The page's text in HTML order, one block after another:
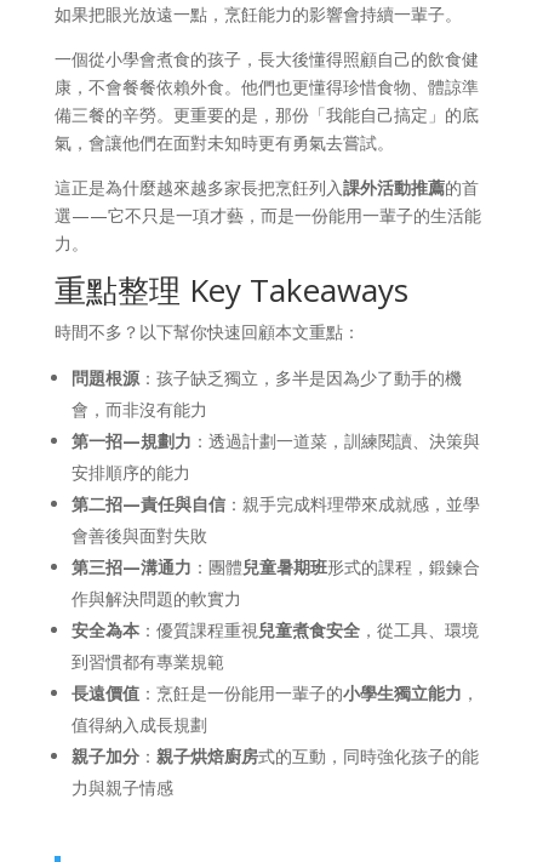
如果把眼光放遠一點，烹飪能力的影響會持續一輩子。
一個從小學會煮食的孩子，長大後懂得照顧自己的飲食健
康，不會餐餐依賴外食。他們也更懂得珍惜食物、體諒準
備三餐的辛勞。更重要的是，那份「我能自己搞定」的底
氣，會讓他們在面對未知時更有勇氣去嘗試。
這正是為什麼越來越多家長把烹飪列入課外活動推薦的首
選——它不只是一項才藝，而是一份能用一輩子的生活能
力。
重點整理 Key Takeaways
時間不多？以下幫你快速回顧本文重點：
問題根源：孩子缺乏獨立，多半是因為少了動手的機
會，而非沒有能力
第一招—規劃力 ：透過計劃一道菜，訓練閱讀、決策與
安排順序的能力
第二招—責任與自信：親手完成料理帶來成就感，並學
會善後與面對失敗
第三招—溝通力 ：團體兒童暑期班形式的課程，鍛鍊合
作與解決問題的軟實力
安全為本：優質課程重視 兒童煮食安全，從工具、環境
到習慣都有專業規範
長遠價值：烹飪是一份能用一輩子的小學生獨立能力 ，
值得納入成長規劃
親子加分： 親子烘焙廚房式的互動，同時強化孩子的能
力與親子情感